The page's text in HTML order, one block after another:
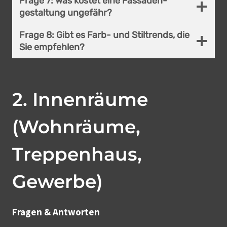
gestaltung ungefähr?
Frage 8: Gibt es Farb- und Stiltrends, die
Sie empfehlen?
2. Innenräume
(Wohnräume,
Treppenhaus,
Gewerbe)
Fragen & Antworten